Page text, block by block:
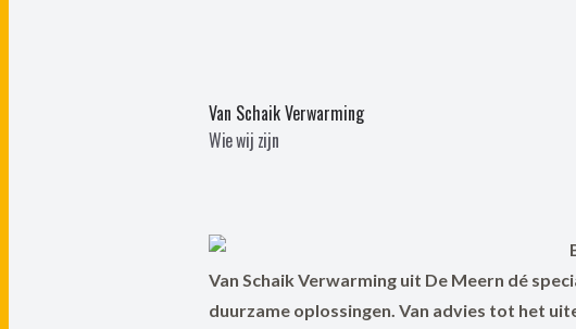
Van Schaik Verwarming
Wie wij zijn
Van Schaik Verwarming uit De Meern dé
duurzame oplossingen. Van advies tot het